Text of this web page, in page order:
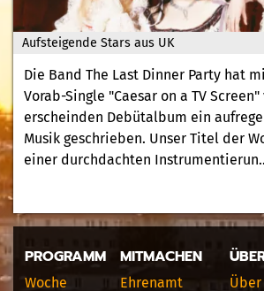
Aufsteigende Stars aus UK
Die Band The Last Dinner Party hat
Vorab-Single "Caesar on a TV
erscheinden Debütalbum ein
Musik geschrieben. Unser Titel der
einer durchdachten
PROGRAMM
Woche
MITMACHEN
Ehrenamt
Über